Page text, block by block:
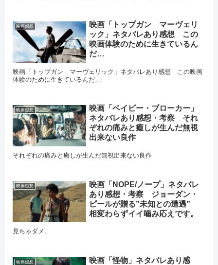
映画感想
映画「トップガン マーヴェリ
ック」ネタバレあり感想 この
映画体験のために生きているん
だ…
映画「トップガン マーヴェリック」ネタバレあり感想 この映画
体験のために生きているんだ…
映画感想
映画「ベイビー・ブローカー」
ネタバレあり感想・考察 それ
ぞれの痛みと癒しが生んだ無視
出来ない良作
それぞれの痛みと癒しが生んだ無視出来ない良作
映画感想
映画「NOPE/ノープ」ネタバレ
あり感想・考察 ジョーダン・
ピールが贈る”未知との遭遇”
相変わらずイイ噛み応えです。
見ちゃダメ。
映画感想
映画「怪物」ネタバレあり感